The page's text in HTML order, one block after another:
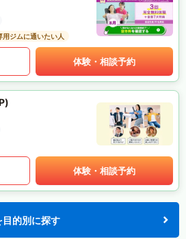
用ジムに通いたい人
体験・相談予約
体験・相談予約
的別に探す